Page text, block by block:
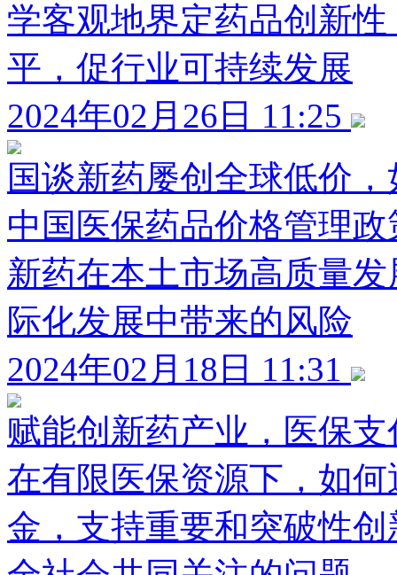
学客观地界定药品创新
平，促行业可持续发展
2024年02月26日 11:25
国谈新药屡创全球低价
中国医保药品价格管理
新药在本土市场高质量
际化发展中带来的风险
2024年02月18日 11:31
赋能创新药产业，医保
在有限医保资源下，如
金，支持重要和突破性